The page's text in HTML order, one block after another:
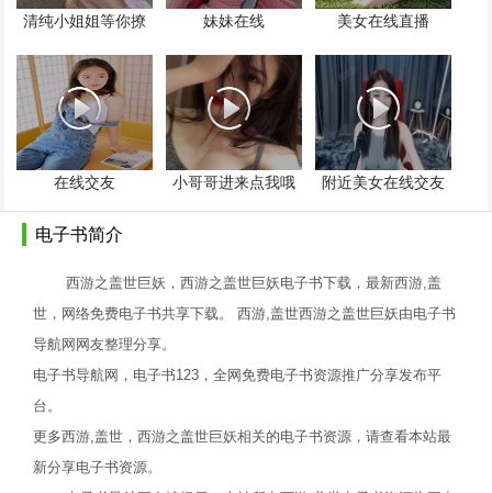
清纯小姐姐等你撩 妹妹在线 美女在线直播
在线交友 小哥哥进来点我哦 附近美女在线交友
电子书简介
西游之盖世巨妖，西游之盖世巨妖电子书下载，最新西游,盖
世，网络免费电子书共享下载。 西游,盖世西游之盖世巨妖由电子书
导航网网友整理分享。
电子书导航网，电子书123，全网免费电子书资源推广分享发布平
台。
更多西游,盖世，西游之盖世巨妖相关的电子书资源，请查看本站最
新分享电子书资源。